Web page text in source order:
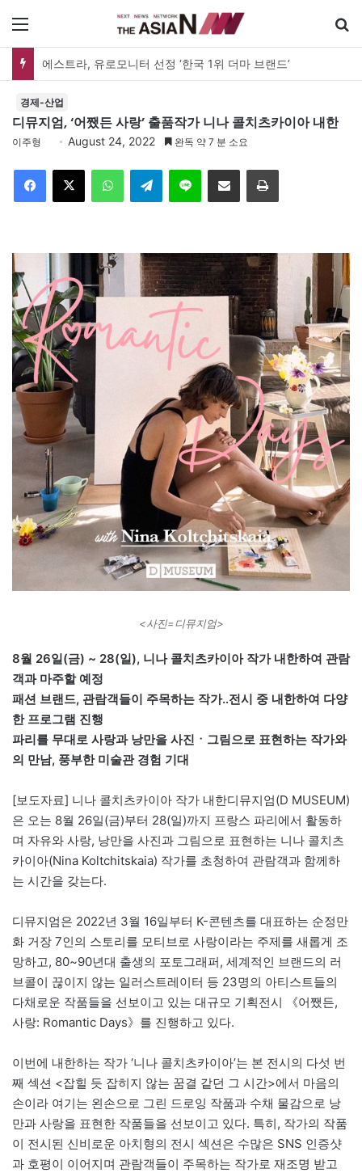
에스트라, 유로모니터 선정 ‘한국 1위 더마 브랜드’
경제-산업
디뮤지엄, ‘어쨌든 사랑’ 출품작가 니나 콜치츠카이아 내한
이주형 August 24, 2022 완독 약 7 분 소요
Telegram 이메일
<사진=디뮤지엄>
8월 26일(금) ~ 28(일), 니나 콜치츠카이아 작가 내한하여 관람
객과 마주할 예정
패션 브랜드, 관람객들이 주목하는 작가‥전시 중 내한하여 다양
한 프로그램 진행
파리를 무대로 사랑과 낭만을 사진ㆍ그림으로 표현하는 작가와
의 만남, 풍부한 미술관 경험 기대
[보도자료] 니나 콜치츠카이아 작가 내한디뮤지엄(D MUSEUM)
은 오는 8월 26일(금)부터 28(일)까지 프랑스 파리에서 활동하
며 자유와 사랑, 낭만을 사진과 그림으로 표현하는 니나 콜치츠
카이아(Nina Koltchitskaia) 작가를 초청하여 관람객과 함께하
는 시간을 갖는다.
디뮤지엄은 2022년 3월 16일부터 K-콘텐츠를 대표하는 순정만
화 거장 7인의 스토리를 모티브로 사랑이라는 주제를 새롭게 조
망하고, 80~90년대 출생의 포토그래퍼, 세계적인 브랜드의 러
브콜이 끊이지 않는 일러스트레이터 등 23명의 아티스트들의
다채로운 작품들을 선보이고 있는 대규모 기획전시 《어쨌든,
사랑: Romantic Days》를 진행하고 있다.
이번에 내한하는 작가 ‘니나 콜치츠카이아’는 본 전시의 다섯 번
째 섹션 <잡힐 듯 잡히지 않는 꿈결 같던 그 시간>에서 마음의
손이라 여기는 왼손으로 그린 드로잉 작품과 수채 물감으로 낭
만과 사랑을 표현한 작품들을 선보이고 있다. 특히, 작가의 작품
이 전시된 신비로운 아치형의 전시 섹션은 수많은 SNS 인증샷
과 호평이 이어지며 관람객들이 주목하는 작가로 재조명 받고